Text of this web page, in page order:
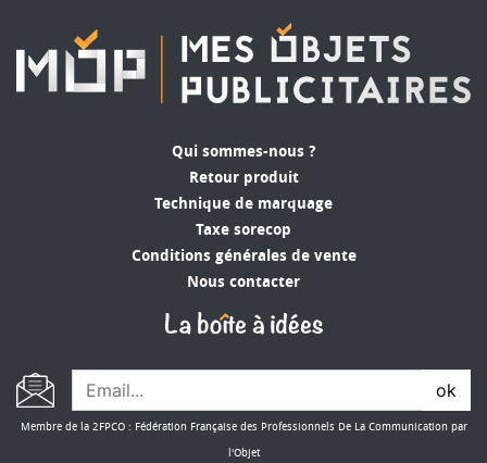
Qui sommes-nous ?
Retour produit
Technique de marquage
Taxe sorecop
Conditions générales de vente
Nous contacter
ok
Membre de la 2FPCO : Fédération Française des Professionnels De La Communication par
l'Objet